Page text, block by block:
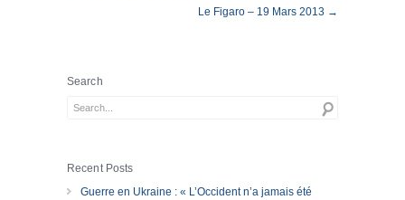
Le Figaro – 19 Mars 2013 →
Search
Recent Posts
Guerre en Ukraine : « L’Occident n’a jamais été